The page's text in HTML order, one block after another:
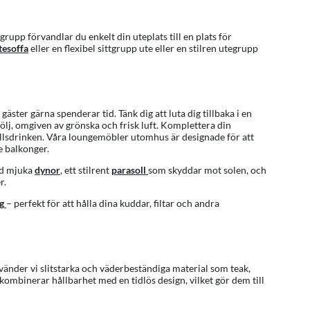
förvandlar du enkelt din uteplats till en plats för
eller en flexibel sittgrupp ute eller en stilren utegrupp
gärna spenderar tid. Tänk dig att luta dig tillbaka i en
omgiven av grönska och frisk luft. Komplettera din
Våra loungemöbler utomhus är designade för att
balkonger.
mjukadynor, ett stilrent parasoll som skyddar mot solen, och
– perfekt för att hålla dina kuddar, filtar och andra
vi slitstarka och väderbeständiga material som teak,
hållbarhet med en tidlös design, vilket gör dem till